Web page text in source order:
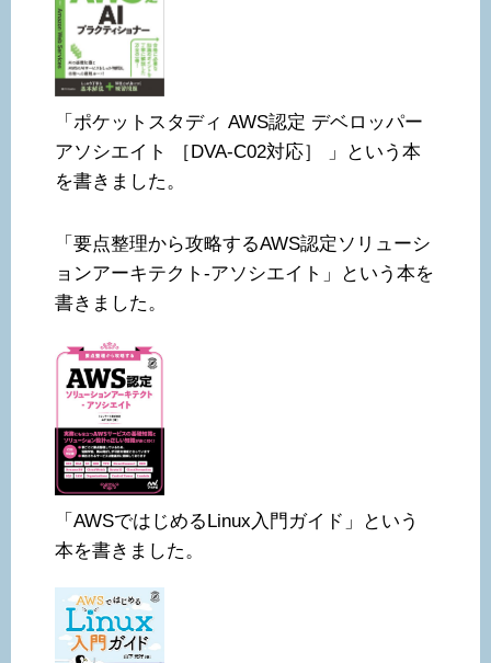
「ポケットスタディ AWS認定 デベロッパー
アソシエイト ［DVA-C02対応］ 」という本
を書きました。
「要点整理から攻略するAWS認定ソリューシ
ョンアーキテクト-アソシエイト」という本を
書きました。
「AWSではじめるLinux入門ガイド」という
本を書きました。